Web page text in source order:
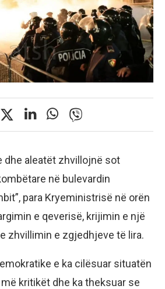
dhe aleatët zhvillojnë sot
në bulevardin
para Kryeministrisë në orën
e qeverisë, krijimin e një
zhvillimin e zgjedhjeve të lira.
e ka cilësuar situatën
kritikët dhe ka theksuar se